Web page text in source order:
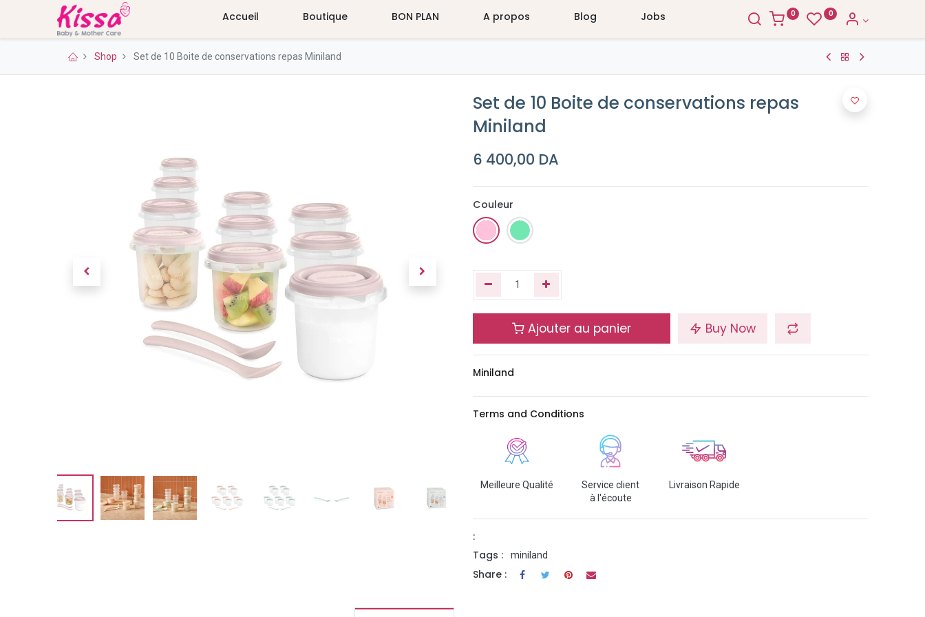
Accueil Boutique BON PLAN A propos Blog Jobs 0 0
Shop Set de 10 Boite de conservations repas Miniland
Set de 10 Boite de conservations repas
Miniland
6 400,00 DA
Couleur
Ajouter au panier Buy Now
Miniland
Terms and Conditions
Meilleure Qualité
Service client
à l'écoute
Livraison Rapide
:
Tags :
miniland
Share :